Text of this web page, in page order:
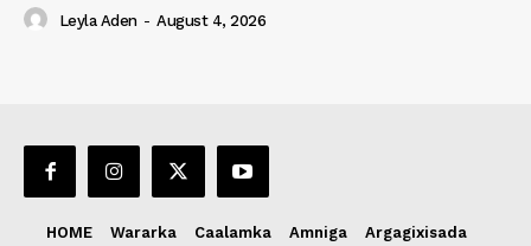
Leyla Aden - August 4, 2026
HOME Wararka Caalamka Amniga
Argagixisada